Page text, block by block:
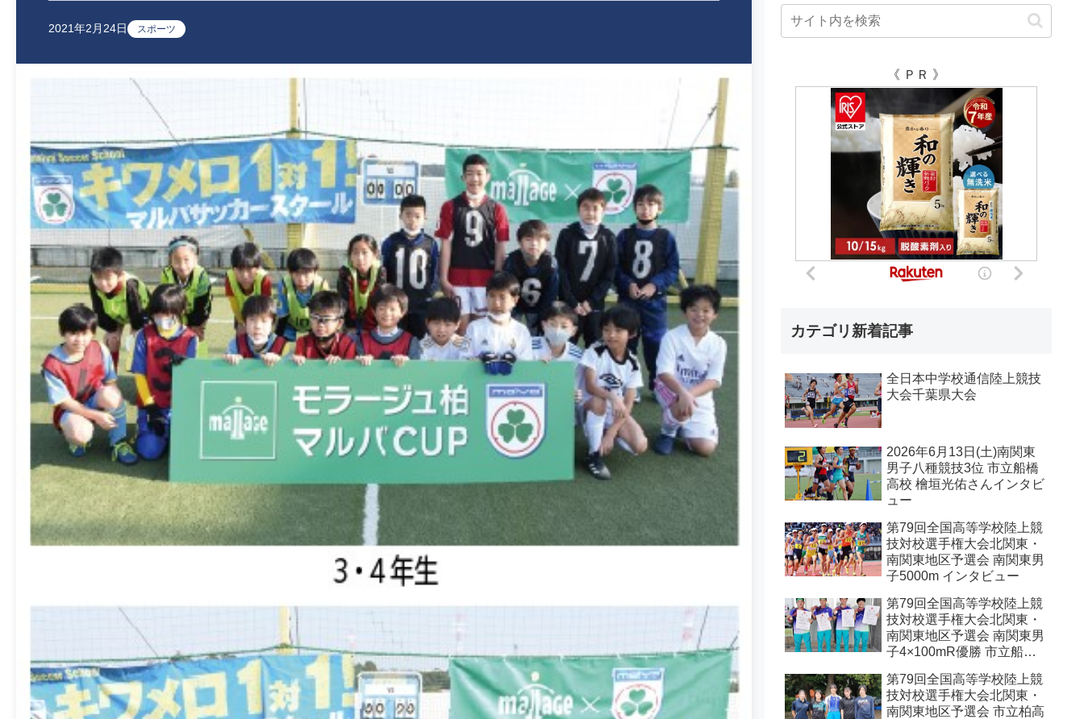
2021年2月24日 スポーツ
《 ＰＲ 》
カテゴリ新着記事
全日本中学校通信陸上競技
大会千葉県大会
2026年6月13日(土)南関東
男子八種競技3位 市立船橋
高校 檜垣光佑さんインタビ
ュー
第79回全国高等学校陸上競
技対校選手権大会北関東・
南関東地区予選会 南関東男
子5000m インタビュー
第79回全国高等学校陸上競
技対校選手権大会北関東・
南関東地区予選会 南関東男
子4×100mR優勝 市立船橋
第79回全国高等学校陸上競
技対校選手権大会北関東・
南関東地区予選会 市立柏高